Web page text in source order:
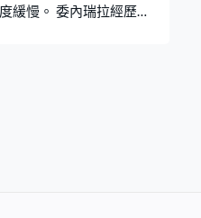
緩慢。 委內瑞拉經歷過